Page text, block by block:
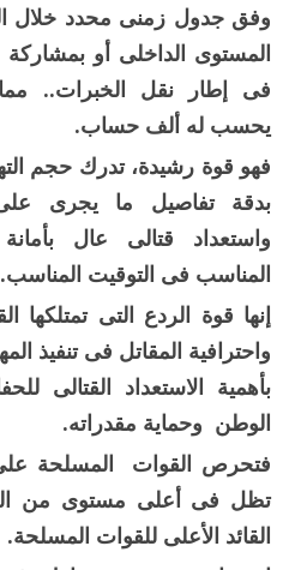
وفق جدول زمنى محدد خلال
المستوى الداخلى أو بمشاركة
فى إطار نقل الخبرات..
يحسب له ألف حساب.
فهو قوة رشيدة، تدرك حجم
بدقة تفاصيل ما يجرى على
واستعداد قتالى عال
المناسب فى التوقيت المناسب.
إنها قوة الردع التى تمتلكها
واحترافية المقاتل فى تنفيذ
بأهمية الاستعداد القتالى
الوطن وحماية مقدراته.
فتحرص القوات المسلحة على
تظل فى أعلى مستوى من
القائد الأعلى للقوات المسلحة.